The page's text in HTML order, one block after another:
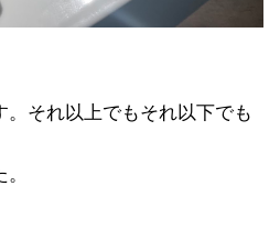
それ以上でもそれ以下でも